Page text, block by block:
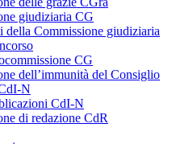
giudiziaria CG
della Commissione giudiziaria
CG
dell’immunità del Consiglio
N
CdI-N
di redazione CdR